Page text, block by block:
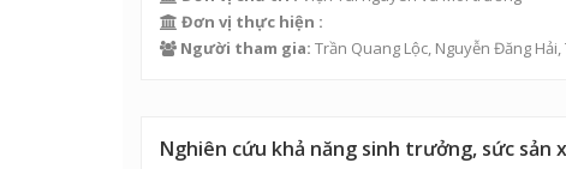
Đơn vị thực hiện :
Người tham gia: Trần Quang Lộc, Nguyễn Đăng Hải,
Nghiên cứu khả năng sinh trưởng, sức